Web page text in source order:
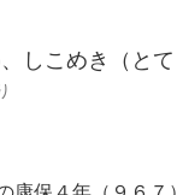
、しこめき（と